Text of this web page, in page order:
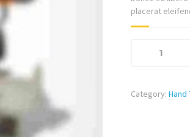
placerat
Category: Hand